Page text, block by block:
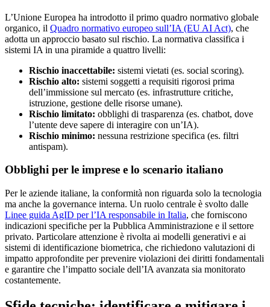
L’Unione Europea ha introdotto il primo quadro normativo globale
organico, il Quadro normativo europeo sull’IA (EU AI Act), che
adotta un approccio basato sul rischio. La normativa classifica i
sistemi IA in una piramide a quattro livelli:
Rischio inaccettabile: sistemi vietati (es. social scoring).
Rischio alto: sistemi soggetti a requisiti rigorosi prima
dell’immissione sul mercato (es. infrastrutture critiche,
istruzione, gestione delle risorse umane).
Rischio limitato: obblighi di trasparenza (es. chatbot, dove
l’utente deve sapere di interagire con un’IA).
Rischio minimo: nessuna restrizione specifica (es. filtri
antispam).
Obblighi per le imprese e lo scenario italiano
Per le aziende italiane, la conformità non riguarda solo la tecnologia
ma anche la governance interna. Un ruolo centrale è svolto dalle
Linee guida AgID per l’IA responsabile in Italia, che forniscono
indicazioni specifiche per la Pubblica Amministrazione e il settore
privato. Particolare attenzione è rivolta ai modelli generativi e ai
sistemi di identificazione biometrica, che richiedono valutazioni di
impatto approfondite per prevenire violazioni dei diritti fondamentali
e garantire che l’impatto sociale dell’IA avanzata sia monitorato
costantemente.